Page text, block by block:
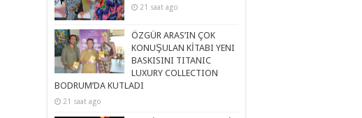
21 saat ago
ÖZGÜR ARAS’IN ÇOK
KONUŞULAN KİTABI YENI
BASKISINI TITANIC
LUXURY COLLECTION
BODRUM’DA KUTLADI
21 saat ago